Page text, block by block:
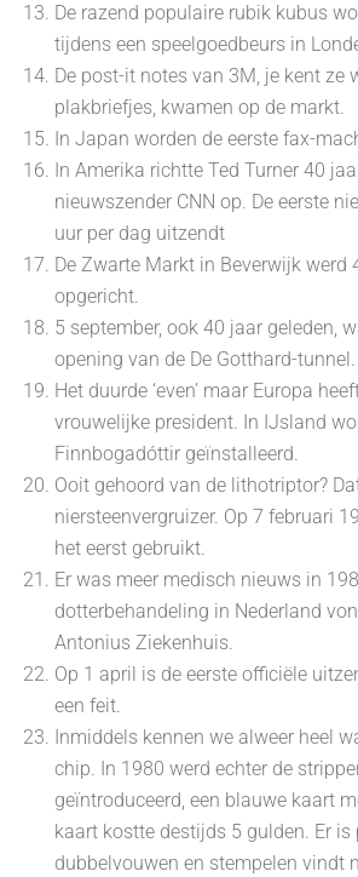
De razend populaire rubik kubus
tijdens een speelgoedbeurs in
De post-it notes van 3M, je kent ze
plakbriefjes, kwamen op de markt.
In Japan worden de eerste fax-
In Amerika richtte Ted Turner 40
nieuwszender CNN op. De eerste
uur per dag uitzendt
De Zwarte Markt in Beverwijk werd
opgericht.
5 september, ook 40 jaar geleden,
opening van de De Gotthard-tunnel.
Het duurde ‘even’ maar Europa
vrouwelijke president. In IJsland
Finnbogadóttir geïnstalleerd.
Ooit gehoord van de lithotriptor?
niersteenvergruizer. Op 7 februari
het eerst gebruikt.
Er was meer medisch nieuws in
dotterbehandeling in Nederland
Antonius Ziekenhuis.
Op 1 april is de eerste officiële
een feit.
Inmiddels kennen we alweer heel
chip. In 1980 werd echter de
geïntroduceerd, een blauwe kaart
kaart kostte destijds 5 gulden. Er is
dubbelvouwen en stempelen vindt